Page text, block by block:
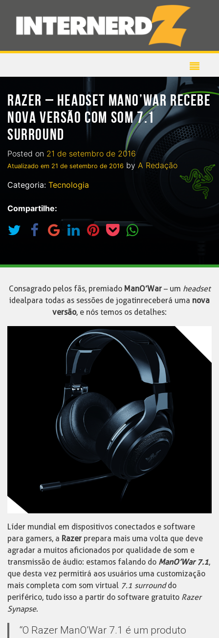
RAZER – HEADSET MANO’WAR RECEBE
NOVA VERSÃO COM SOM 7.1
SURROUND
Posted on 21 de setembro de 2016
Atualizado em 21 de setembro de 2016 by A Redação
Categoria: Tecnologia
Compartilhe:
Consagrado pelos fãs, premiadoManO’War– um headset
ideal para todas as sessões de jogatin receberá uma nova
versão, e nós temos os detalhes:
Líder mundial em dispositivos conectados e software
para gamers, a Razer prepara mais uma volta que deve
agradar a muitos aficionados por qualidade de som e
transmissão de áudio: estamos falando do ManO’War 7.1,
que desta vez permitirá aos usuários uma customização
mais completa com som virtual 7.1 surrounddo
periférico, tudo isso a partir do software gratuito Razer
Synapse.
“O Razer ManO’War 7.1 é um produto